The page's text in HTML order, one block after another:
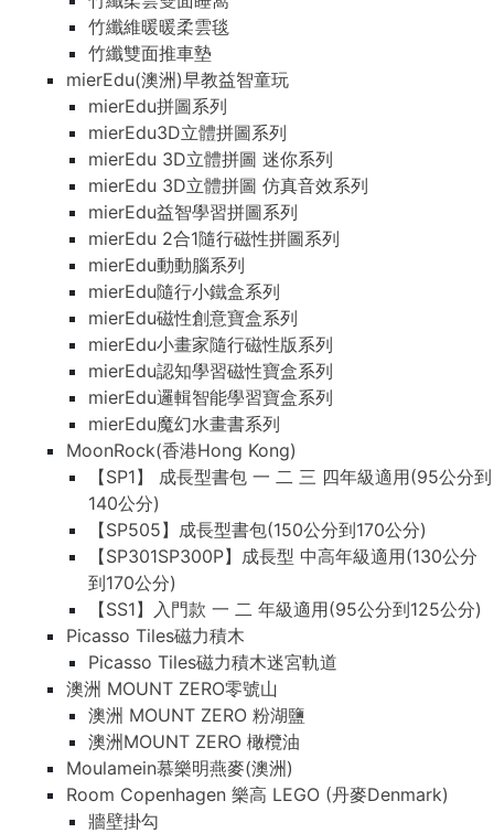
竹纖維暖暖柔雲毯
竹纖雙面推車墊
mierEdu(澳洲)早教益智童玩
mierEdu拼圖系列
mierEdu3D立體拼圖系列
mierEdu 3D立體拼圖 迷你系列
mierEdu 3D立體拼圖 仿真音效系列
mierEdu益智學習拼圖系列
mierEdu 2合1隨行磁性拼圖系列
mierEdu動動腦系列
mierEdu隨行小鐵盒系列
mierEdu磁性創意寶盒系列
mierEdu小畫家隨行磁性版系列
mierEdu認知學習磁性寶盒系列
mierEdu邏輯智能學習寶盒系列
mierEdu魔幻水畫書系列
MoonRock(香港Hong Kong)
【SP1】 成長型書包 一 二 三 四年級適用(95公分到
140公分)
【SP505】成長型書包(150公分到170公分)
【SP301SP300P】成長型 中高年級適用(130公分
到170公分)
【SS1】入門款 一 二 年級適用(95公分到125公分)
Picasso Tiles磁力積木
Picasso Tiles磁力積木迷宮軌道
澳洲 MOUNT ZERO零號山
澳洲 MOUNT ZERO 粉湖鹽
澳洲MOUNT ZERO 橄欖油
Moulamein慕樂明燕麥(澳洲)
Room Copenhagen 樂高 LEGO (丹麥Denmark)
牆壁掛勾